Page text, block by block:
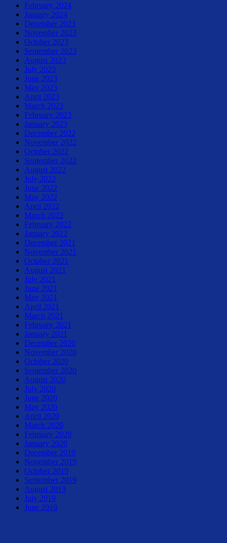
February 2024
January 2024
December 2023
November 2023
October 2023
September 2023
August 2023
July 2023
June 2023
May 2023
April 2023
March 2023
February 2023
January 2023
December 2022
November 2022
October 2022
September 2022
August 2022
July 2022
June 2022
May 2022
April 2022
March 2022
February 2022
January 2022
December 2021
November 2021
October 2021
August 2021
July 2021
June 2021
May 2021
April 2021
March 2021
February 2021
January 2021
December 2020
November 2020
October 2020
September 2020
August 2020
July 2020
June 2020
May 2020
April 2020
March 2020
February 2020
January 2020
December 2019
November 2019
October 2019
September 2019
August 2019
July 2019
June 2019